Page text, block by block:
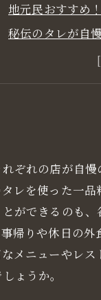
地元民おすすめ
秘伝のタレが自
新鮮な和牛を楽
アクセス便利な
ぞれの店が自
レを使った一
ができるのも
帰りや休日の
メニューやレ
ょうか。